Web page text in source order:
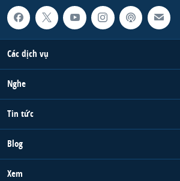
Các dịch vụ
Nghe
Tin tức
Blog
Xem